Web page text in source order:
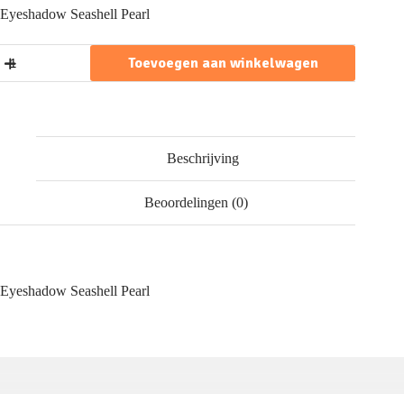
Eyeshadow Seashell Pearl
Seashell
Pearl
Toevoegen aan winkelwagen
Beschrijving
Beoordelingen (0)
Eyeshadow Seashell Pearl